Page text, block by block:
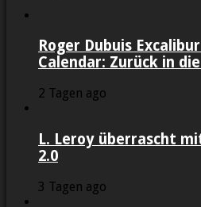
Roger Dubuis
Calendar: Zurück in
2 Tagen ago
L. Leroy überrascht
2.0
3 Tagen ago